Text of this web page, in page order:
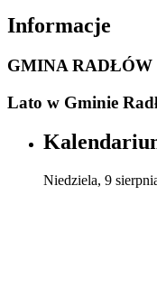
Informacje
GMINA RADŁÓW
Lato w Gminie
Niedziela, 9